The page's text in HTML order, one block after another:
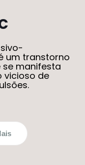
um transtorno
manifesta
vicioso de